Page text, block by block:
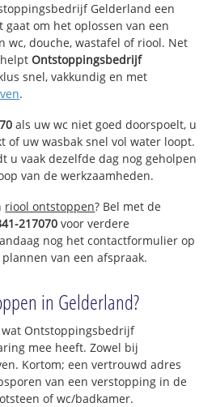
Gelderland een
gaat om het oplossen van een
wc, douche, wastafel of riool. Net
helptOntstoppingsbedrijf
snel, vakkundig en met
.
als uw wc niet goed doorspoelt, u
of uw wasbak snel vol water loopt.
u vaak dezelfde dag nog geholpen
van de werkzaamheden.
riool ontstoppen? Bel met de
217070 voor verdere
nog het contactformulier op
van een afspraak.
in Gelderland?
Ontstoppingsbedrijf
mee heeft. Zowel bij
Kortom; een vertrouwd adres
van een verstopping in de
of wc/badkamer.